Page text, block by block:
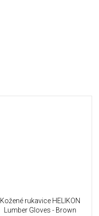
Kožené rukavice HELIKON
Lumber Gloves - Brown